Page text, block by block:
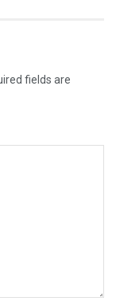
fields are